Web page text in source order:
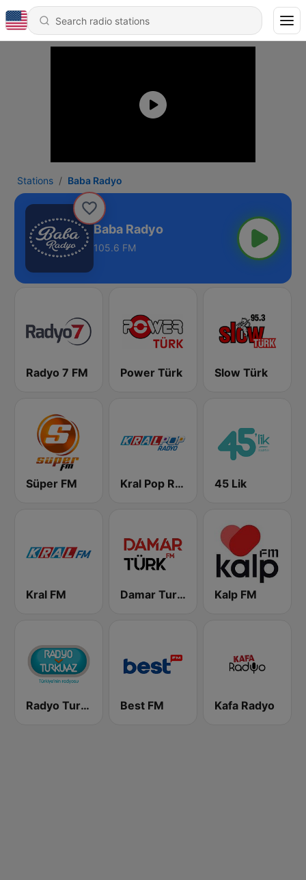
Stations Baba Radyo
Baba Radyo
105.6 FM
Radyo 7 FM Power Türk Slow Türk
Süper FM Kral Pop Radyo 45 Lik
Kral FM Damar Turk FM Kalp FM
Radyo Turkuvaz Best FM Kafa Radyo